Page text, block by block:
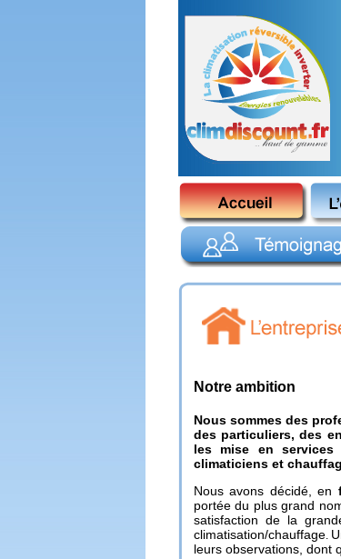
Notre ambition
Nous sommes des
des particuliers, des
les mise en services
climaticiens et
Nous avons décidé, en
portée du plus grand
satisfaction de la
climatisation/chauffage.
leurs observations, dont